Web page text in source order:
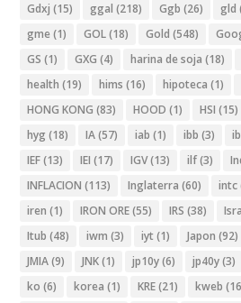
Gdxj (15) ggal (218) Ggb (26) gld
gme (1) GOL(18) Gold (548)
GS (1) GXG (4) harina de soja (18)
health (19) hims (16) hipoteca (1)
HONG KONG (83) HOOD (1) HSI (15)
hyg (18) IA(57) iab (1) ibb (3)
IEF(13) IEI (17) IGV(13) ilf(3)
INFLACION (113) Inglaterra (60) intc
iren (1) IRON ORE(55) IRS (38)
Itub (48) iwm (3) iyt (1) Japon (92)
JMIA(9) JNK(1) jp10y(6) jp40y(3)
ko (6) korea (1) KRE(21) kweb